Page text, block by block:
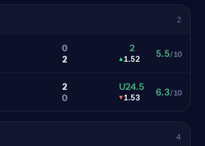
2
0
2
2
▴1.52 5.5/10
2
0
U24.5
▾1.53 6.3/10
4